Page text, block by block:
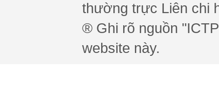
thường trực Liên chi
® Ghi rõ nguồn
website này.